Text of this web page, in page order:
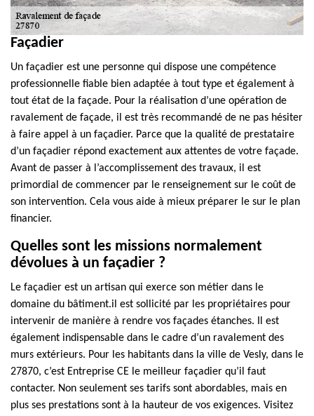
Façadier
Un façadier est une personne qui dispose une compétence
professionnelle fiable bien adaptée à tout type et également à
tout état de la façade. Pour la réalisation d’une opération de
ravalement de façade, il est très recommandé de ne pas hésiter
à faire appel à un façadier. Parce que la qualité de prestataire
d’un façadier répond exactement aux attentes de votre façade.
Avant de passer à l’accomplissement des travaux, il est
primordial de commencer par le renseignement sur le coût de
son intervention. Cela vous aide à mieux préparer le sur le plan
financier.
Quelles sont les missions normalement
dévolues à un façadier ?
Le façadier est un artisan qui exerce son métier dans le
domaine du bâtiment.il est sollicité par les propriétaires pour
intervenir de manière à rendre vos façades étanches. Il est
également indispensable dans le cadre d’un ravalement des
murs extérieurs. Pour les habitants dans la ville de Vesly, dans le
27870, c’est Entreprise CE le meilleur façadier qu’il faut
contacter. Non seulement ses tarifs sont abordables, mais en
plus ses prestations sont à la hauteur de vos exigences. Visitez